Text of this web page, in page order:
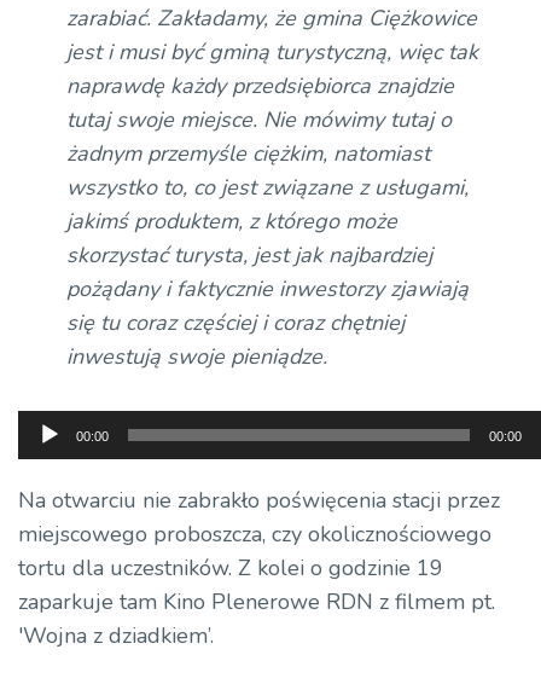
zarabiać. Zakładamy, że gmina Ciężkowice
jest i musi być gminą turystyczną, więc tak
naprawdę każdy przedsiębiorca znajdzie
tutaj swoje miejsce. Nie mówimy tutaj o
żadnym przemyśle ciężkim, natomiast
wszystko to, co jest związane z usługami,
jakimś produktem, z którego może
skorzystać turysta, jest jak najbardziej
pożądany i faktycznie inwestorzy zjawiają
się tu coraz częściej i corazchętniej
inwestują swoje pieniądze.
Odtwarzacz
plików
dźwiękowych
00:00 00:00
Na otwarciu nie zabrakło poświęcenia stacji przez
miejscowego proboszcza, czy okolicznościowego
tortu dla uczestników. Z kolei o godzinie 19
zaparkuje tam Kino Plenerowe RDN z filmem pt.
'Wojna z dziadkiem’.